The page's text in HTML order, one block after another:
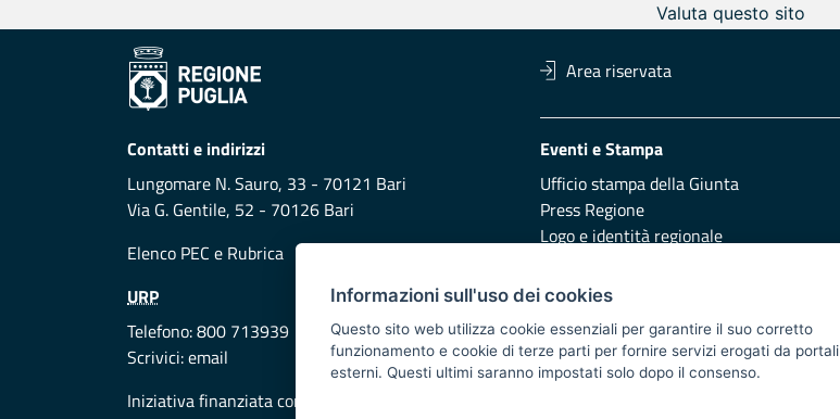
Valuta questo sito
Area riservata
Contatti e indirizzi
Lungomare N. Sauro, 33 - 70121 Bari
Via G. Gentile, 52 - 70126 Bari
Elenco PEC e Rubrica
Eventi e Stampa
Ufficio stampa della Giunta
Press Regione
Logo e identità regionale
URP
Telefono: 800 713939
Scrivici:email
Redazione
Presentazione
Responsabili di pubblicazione
Iniziativa finanziata con risorse del POR Puglia 2014/2020 - Asse XI
Informazioni sull'uso dei cookies
Questo sito web utilizza cookie essenziali per garantire il suo corretto
funzionamento e cookie di terze parti per fornire servizi erogati da portali
esterni. Questi ultimi saranno impostati solo dopo il consenso.